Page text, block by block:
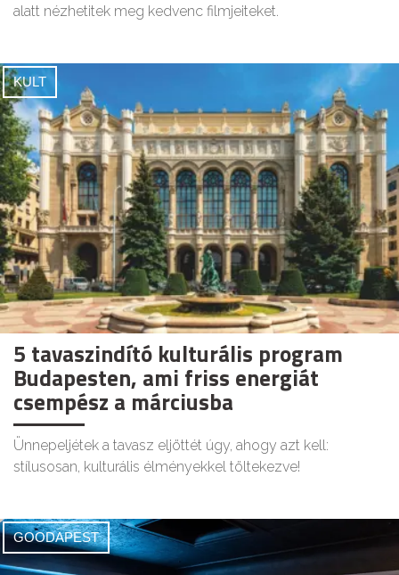
alatt nézhetitek meg kedvenc filmjeiteket.
KULT
5 tavaszindító kulturális program
Budapesten, ami friss energiát
csempész a márciusba
Ünnepeljétek a tavasz eljöttét úgy, ahogy azt kell:
stílusosan, kulturális élményekkel töltekezve!
GOODAPEST